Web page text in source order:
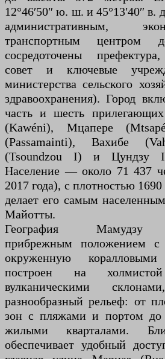
12°46′50″ ю. ш. и 45°13′40″ в.
административным,
транспортным центром
сосредоточены
совет и ключевые
министерства сельского
здравоохранения). Город
часть и шесть
(Kawéni), Мцапере
(Passamainti), Вахибе
(Tsoundzou I) и Цундзу
Население — около 71 437
2017 года), с плотностью
делает его самым
Майотты.
География Мамудзу
прибрежным положением с
окруженную
построен на
вулканическими
разнообразный рельеф: от
зон с пляжами и портом до
жилыми кварталами.
обеспечивает удобный